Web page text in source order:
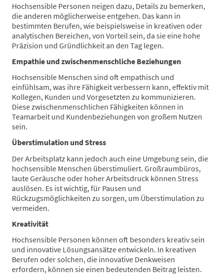
Hochsensible Personen neigen dazu, Details zu bemerken,
die anderen möglicherweise entgehen. Das kann in
bestimmten Berufen, wie beispielsweise in kreativen oder
analytischen Bereichen, von Vorteil sein, da sie eine hohe
Präzision und Gründlichkeit an den Tag legen.
Empathie und zwischenmenschliche Beziehungen
Hochsensible Menschen sind oft empathisch und
einfühlsam, was ihre Fähigkeit verbessern kann, effektiv mit
Kollegen, Kunden und Vorgesetzten zu kommunizieren.
Diese zwischenmenschlichen Fähigkeiten können in
Teamarbeit und Kundenbeziehungen von großem Nutzen
sein.
Überstimulation und Stress
Der Arbeitsplatz kann jedoch auch eine Umgebung sein, die
hochsensible Menschen überstimuliert. Großraumbüros,
laute Geräusche oder hoher Arbeitsdruck können Stress
auslösen. Es ist wichtig, für Pausen und
Rückzugsmöglichkeiten zu sorgen, um Überstimulation zu
vermeiden.
Kreativität
Hochsensible Personen können oft besonders kreativ sein
und innovative Lösungsansätze entwickeln. In kreativen
Berufen oder solchen, die innovative Denkweisen
erfordern, können sie einen bedeutenden Beitrag leisten.